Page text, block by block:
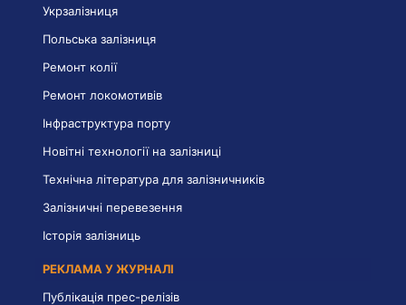
Укрзалізниця
Польська залізниця
Ремонт колії
Ремонт локомотивів
Інфраструктура порту
Новітні технології на залізниці
Технічна література для залізничників
Залізничні перевезення
Історія залізниць
РЕКЛАМА У ЖУРНАЛІ
Публікація прес-релізів